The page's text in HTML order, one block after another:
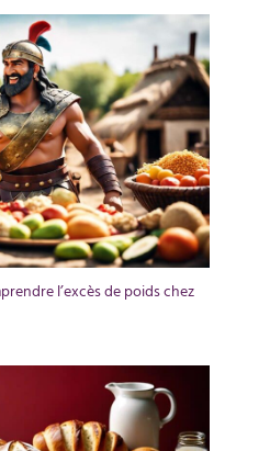
l’excès de poids chez